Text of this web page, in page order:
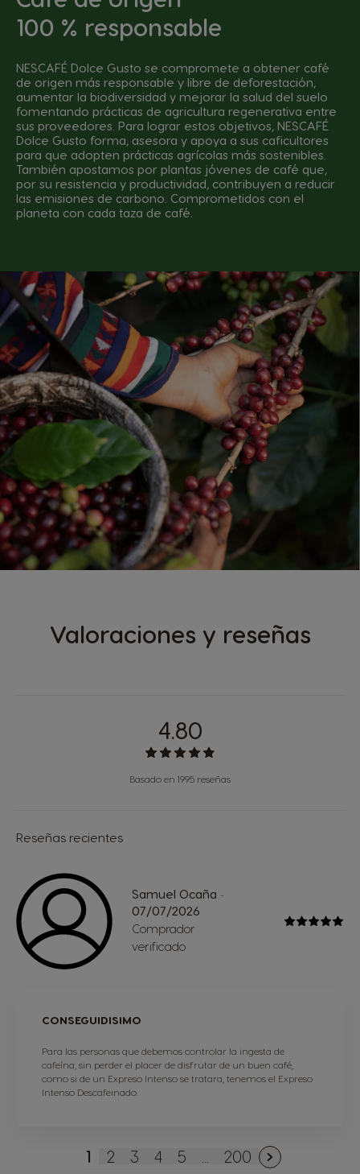
100 % responsable
NESCAFÉ Dolce Gusto se compromete a obtener café
de origen más responsable y libre de deforestación,
aumentar la biodiversidad y mejorar la salud del suelo
fomentando prácticas de agricultura regenerativa entre
sus proveedores. Para lograr estos objetivos, NESCAFÉ
Dolce Gusto forma, asesora y apoya a sus caficultores
para que adopten prácticas agrícolas más sostenibles.
También apostamos por plantas jóvenes de café que,
por su resistencia y productividad, contribuyen a reducir
las emisiones de carbono. Comprometidos con el
planeta con cada taza de café.
Valoraciones y reseñas
4.80
Basado en 1995 reseñas
Reseñas recientes
Samuel Ocaña -
07/07/2026
Comprador
verificado
CONSEGUIDISIMO
Para las personas que debemos controlar la ingesta de
cafeína, sin perder el placer de disfrutar de un buen café,
como si de un Expreso Intenso se tratara, tenemos el Expreso
Intenso Descafeinado.
Actualmente estás leyendo página
1 Página
2 Página
3 Página
4 Página
5 Página
200